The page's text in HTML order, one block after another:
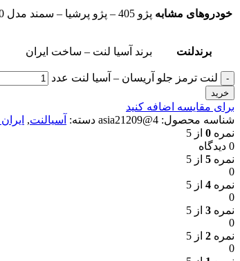
خودروهای مشابه پژو 405 – پژو پرشیا – سمند مدل 90 به پایین – سورن مدل 90 به پایین – پرشیا TU5 – آریسان
برندلنت برند آسیا لنت – ساخت ایران
لنت ترمز جلو آریسان – آسیا لنت عدد
خرید
برای مقایسه اضافه کنید
شناسه محصول: 4@asia21209 دسته: آسیالنت,
نمره 0 از 5
0 دیدگاه
نمره 5 از 5
0
نمره 4 از 5
0
نمره 3 از 5
0
نمره 2 از 5
0